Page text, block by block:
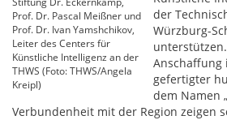
Prof. Dr. Pascal Meißner und
Prof. Dr. Ivan Yamshchikov,
Leiter des Centers für
Künstliche Intelligenz an der
THWS (Foto: THWS/Angela
Kreipl)
der
Würzburg-
Anschaffung
gefertigter
dem Namen
Verbundenheit mit der Region zeigen